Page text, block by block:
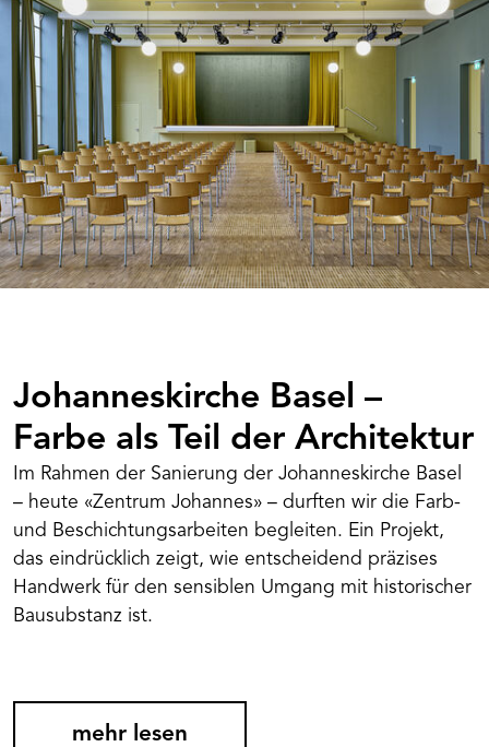
Johanneskirche Basel –
Farbe als Teil der Architektur
Im Rahmen der Sanierung der Johanneskirche Basel
– heute «Zentrum Johannes» – durften wir die Farb-
und Beschichtungsarbeiten begleiten. Ein Projekt,
das eindrücklich zeigt, wie entscheidend präzises
Handwerk für den sensiblen Umgang mit historischer
Bausubstanz ist.
mehr lesen